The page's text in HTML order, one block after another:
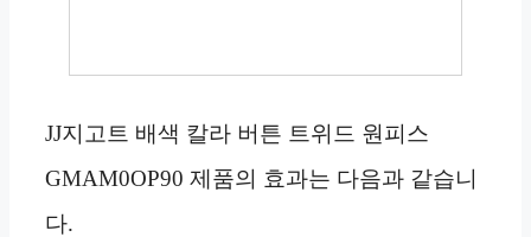
JJ지고트 배색 칼라 버튼 트위드 원피스
GMAM0OP90 제품의 효과는 다음과 같습니
다.